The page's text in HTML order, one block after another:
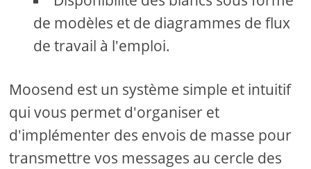
de modèles et de diagrammes de flux
de travail à l'emploi.
Moosend est un système simple et intuitif
qui vous permet d'organiser et
d'implémenter des envois de masse pour
transmettre vos messages au cercle des